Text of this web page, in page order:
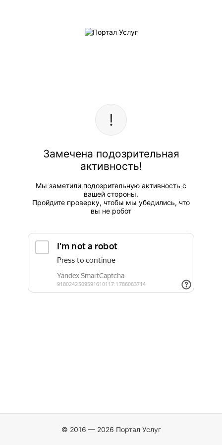
Замечена подозрительная
активность!
Мы заметили подозрительную активность с
вашей стороны.
Пройдите проверку, чтобы мы убедились, что
вы не робот
© 2016 — 2026 Портал Услуг